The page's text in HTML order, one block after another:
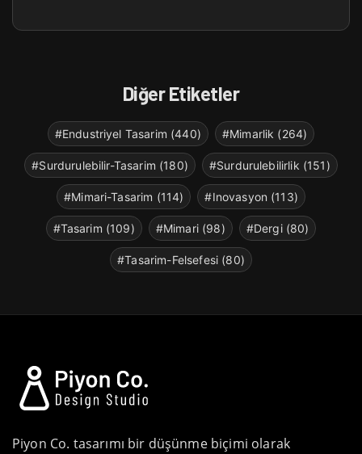
Diğer Etiketler
#Endustriyel Tasarim (440) #Mimarlik (264)
#Surdurulebilir-Tasarim (180) #Surdurulebilirlik (151)
#Mimari-Tasarim (114) #Inovasyon (113)
#Tasarim (109) #Mimari (98) #Dergi (80)
#Tasarim-Felsefesi (80)
Piyon Co. tasarımı bir düşünme biçimi olarak